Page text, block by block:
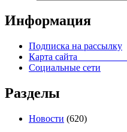
Информация
Подписка на рассылку
Карта сайта
Социальные сети
Разделы
Новости (620)